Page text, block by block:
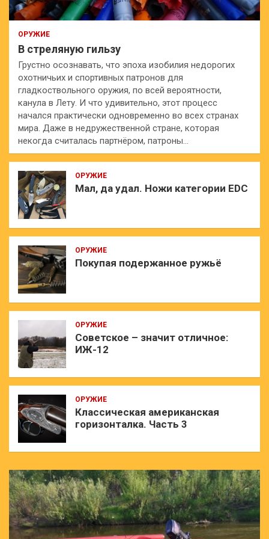
ОРУЖИЕ
В стреляную гильзу
Грустно осознавать, что эпоха изобилия недорогих
охотничьих и спортивных патронов для
гладкоствольного оружия, по всей вероятности,
канула в Лету. И что удивительно, этот процесс
начался практически одновременно во всех странах
мира. Даже в недружественной стране, которая
некогда считалась партнёром, патроны…
ОРУЖИЕ
Мал, да удал. Ножи категории EDC
ОРУЖИЕ
Покупая подержанное ружьё
ОРУЖИЕ
Советское – значит отличное:
ИЖ-12
ОРУЖИЕ
Классическая американская
горизонталка. Часть 3